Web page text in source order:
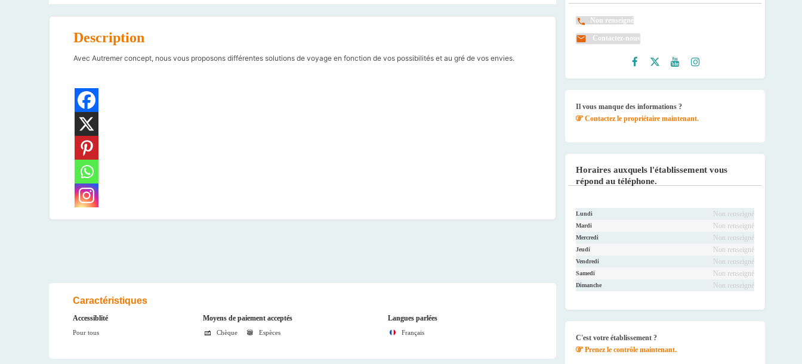
Description
Avec Autremer concept, nous vous proposons différentes solutions de voyage en fonction de vos possibilités et au gré de vos envies.
Caractéristiques
Accessiblité
Pour tous
Moyens de paiement acceptés
Chèque Espèces
Langues parlées
Français
Non renseigné
Contactez-nous
Il vous manque des informations ?
Contactez le propriétaire maintenant.
Horaires auxquels l'établissement vous
répond au téléphone.
Lundi Non renseigné
Mardi Non renseigné
Mercredi Non renseigné
Jeudi Non renseigné
Vendredi Non renseigné
Samedi Non renseigné
Dimanche Non renseigné
C'est votre établissement ?
Prenez le contrôle maintenant.